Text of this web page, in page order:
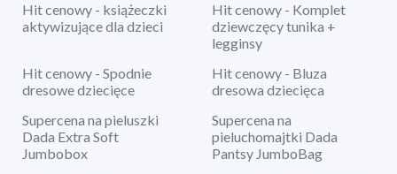
Hit cenowy - książeczki
aktywizujące dla dzieci
Hit cenowy - Komplet
dziewczęcy tunika +
legginsy
Hit cenowy - Spodnie
dresowe dziecięce
Hit cenowy - Bluza
dresowa dziecięca
Supercena na pieluszki
Dada Extra Soft
Jumbobox
Supercena na
pieluchomajtki Dada
Pantsy JumboBag